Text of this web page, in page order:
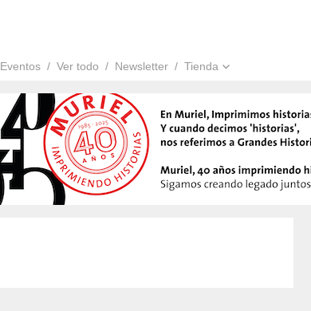
Eventos Ver todo Newsletter Tienda